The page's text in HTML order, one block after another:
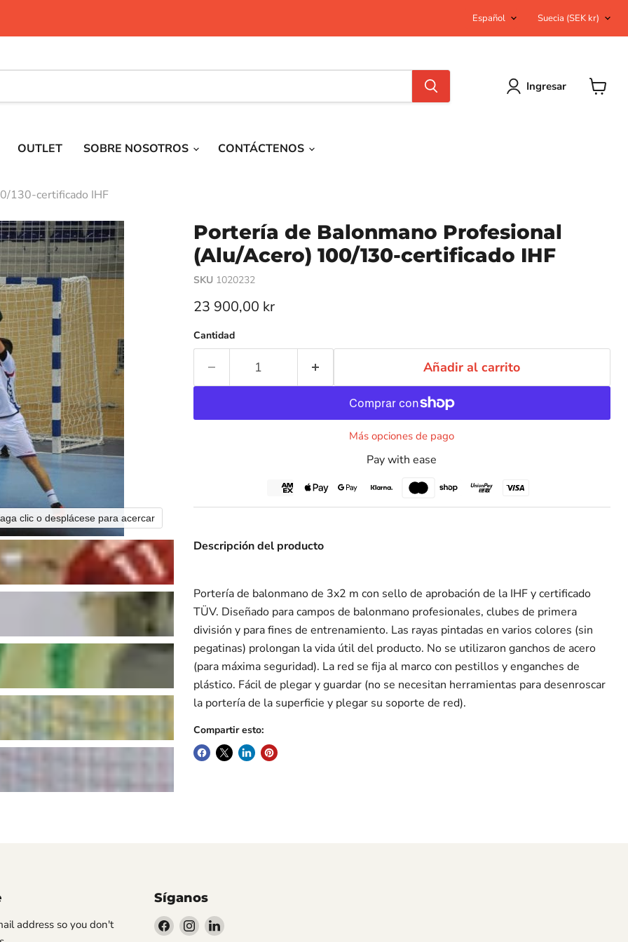
Idioma
Español País
Suecia (SEK kr)
Ingresar
OUTLET SOBRE NOSOTROS CONTÁCTENOS
130-certificado IHF
clic o desplácese para acercar
Portería de Balonmano Profesional
(Alu/Acero) 100/130-certificado IHF
SKU 1020232
Precio actual
23 900,00 kr
Cantidad
Añadir al carrito
Más opciones de pago
Pay with ease
Descripción del producto
Portería de balonmano de 3x2 m con sello de aprobación de la IHF y certificado
TÜV. Diseñado para campos de balonmano profesionales, clubes de primera
división y para fines de entrenamiento. Las rayas pintadas en varios colores (sin
pegatinas) prolongan la vida útil del producto. No se utilizaron ganchos de acero
(para máxima seguridad). La red se fija al marco con pestillos y enganches de
plástico. Fácil de plegar y guardar (no se necesitan herramientas para desenroscar
la portería de la superficie y plegar su soporte de red).
Compartir esto:
address so you don't
Síganos
Encuéntrenos
Encuéntrenos
Encuéntrenos